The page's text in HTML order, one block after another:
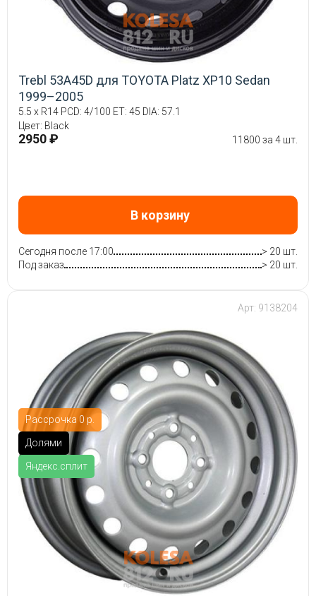
Trebl 53A45D для TOYOTA Platz XP10 Sedan
1999–2005
5.5 x R14 PCD: 4/100 ET: 45 DIA: 57.1
Цвет: Black
2950 ₽ 11800 за 4 шт.
В корзину
Сегодня после 17:00
> 20 шт.
Под заказ
> 20 шт.
Рассрочка 0 р.
Долями
Яндекс.сплит
Арт: 9138204